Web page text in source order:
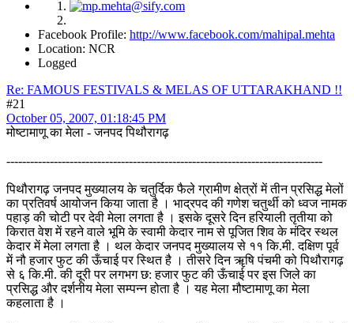
Facebook Profile: http://www.facebook.com/mahipal.mehta
Location: NCR
Logged
Re: FAMOUS FESTIVALS & MELAS OF UTTARAKHAND !!
#21
October 05, 2007, 01:18:45 PM
मोष्टामाणू का मेला - जनपद पिथौरागढ़
--------------------------------------------------------------------------------
पिथौरागढ़ जनपद मुख्यालय के चतुर्दिक फैले ग्रामीण क्षेत्रों में तीन प्रसिद्ध मेलों
का प्रतिवर्ष आयोजन किया जाता है । भाद्रपद की गणेश चतुर्थी को ध्वज नामक
पहाड़ की चोटी पर देवी मेला लगता है । इसके दूसरे दिन हरियाली तृतीया को
किरात वेश में रहने वाले भूमि के स्वामी केदार नाम से पूजित शिव के मंदिर स्थल
केदार में मेला लगता है । थल केदार जनपद मुख्यालय से ११ कि.मी. दक्षिण पूर्व
में नौ हजार फुट की ऊँचाई पर स्थित है । तीसरे दिन ॠषि पंचमी को पिथौरागढ़
से ६ कि.मी. की दूरी पर लगभग छ: हजार फुट की ऊँचाई पर इस जिले का
प्रसिद्ध और दर्शनीय मेला सम्पन्न होता है । यह मेला मौष्टामाणू का मेला
कहलाता है ।